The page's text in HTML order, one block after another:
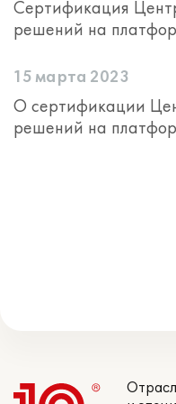
Сертификация
решений на
15 марта 2023
О сертификации
решений на